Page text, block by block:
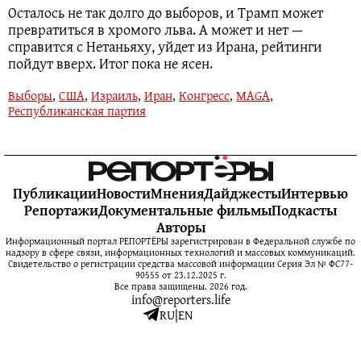
Осталось не так долго до выборов, и Трамп может
превратиться в хромого льва. А может и нет —
справится с Нетаньяху, уйдет из Ирана, рейтинги
пойдут вверх. Итог пока не ясен.
Выборы, США, Израиль, Иран, Конгресс, MAGA,
Республиканская партия
ПубликацииНовостиМненияДайджестыИнтервью
РепортажиДокументальные фильмыПодкасты
Авторы
Информационный портал РЕПОРТЁРЫ зарегистрирован в Федеральной службе по
надзору в сфере связи, информационных технологий и массовых коммуникаций.
Свидетельство о регистрации средства массовой информации Серия Эл № ФС77-
90555 от 23.12.2025 г.
Все права защищены. 2026 год.
info@reporters.life
RU|EN